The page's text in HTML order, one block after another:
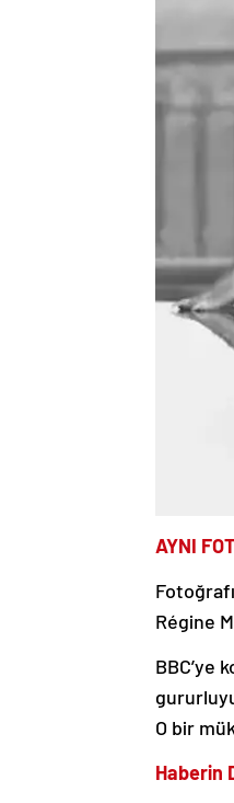
AYNI
Régine
BBC’ye
O bir
Haberin